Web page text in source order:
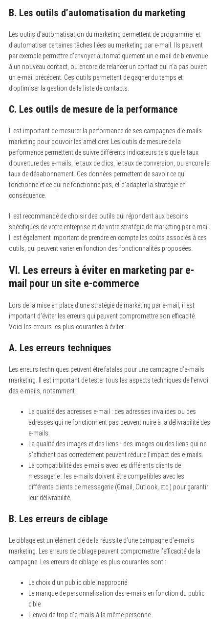
B. Les outils d’automatisation du marketing
Les outils d’automatisation du marketing permettent de programmer et
d’automatiser certaines tâches liées au marketing par e-mail. Ils peuvent
par exemple permettre d’envoyer automatiquement un e-mail de bienvenue
à un nouveau contact, ou encore de relancer un contact qui n’a pas ouvert
un e-mail précédent. Ces outils permettent de gagner du temps et
d’optimiser la gestion de la liste de contacts.
C. Les outils de mesure de la performance
Il est important de mesurer la performance de ses campagnes d’e-mails
marketing pour pouvoir les améliorer. Les outils de mesure de la
performance permettent de suivre différents indicateurs tels que le taux
d’ouverture des e-mails, le taux de clics, le taux de conversion, ou encore le
taux de désabonnement. Ces données permettent de savoir ce qui
fonctionne et ce qui ne fonctionne pas, et d’adapter la stratégie en
conséquence.
Il est recommandé de choisir des outils qui répondent aux besoins
spécifiques de votre entreprise et de votre stratégie de marketing par e-mail.
Il est également important de prendre en compte les coûts associés à ces
outils, qui peuvent varier en fonction des fonctionnalités proposées.
VI. Les erreurs à éviter en marketing par e-
mail pour un site e-commerce
Lors de la mise en place d’une stratégie de marketing par e-mail, il est
important d’éviter les erreurs qui peuvent compromettre son efficacité.
Voici les erreurs les plus courantes à éviter :
A. Les erreurs techniques
Les erreurs techniques peuvent être fatales pour une campagne d’e-mails
marketing. Il est important de tester tous les aspects techniques de l’envoi
des e-mails, notamment :
La qualité des adresses e-mail : des adresses invalides ou des
adresses qui ne fonctionnent pas peuvent nuire à la délivrabilité des
e-mails.
La qualité des images et des liens : des images ou des liens qui ne
s’affichent pas correctement peuvent réduire l’impact des e-mails.
La compatibilité des e-mails avec les différents clients de
messagerie : les e-mails doivent être compatibles avec les
différents clients de messagerie (Gmail, Outlook, etc.) pour garantir
leur délivrabilité.
B. Les erreurs de ciblage
Le ciblage est un élément clé de la réussite d’une campagne d’e-mails
marketing. Les erreurs de ciblage peuvent compromettre l’efficacité de la
campagne. Les erreurs de ciblage les plus courantes sont :
Le choix d’un public cible inapproprié
Le manque de personnalisation des e-mails en fonction du public
cible
L’envoi de trop d’e-mails à la même personne